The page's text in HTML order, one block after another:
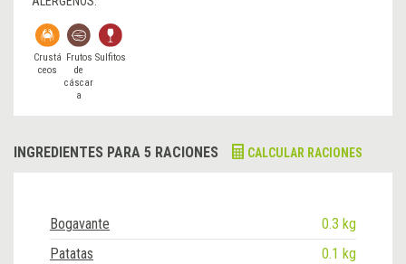
Crustá
ceos
Frutos
de
cáscar
a
Sulfitos
INGREDIENTES PARA 5 RACIONES CALCULAR RACIONES
Bogavante
0.3 kg
Patatas
0.1 kg